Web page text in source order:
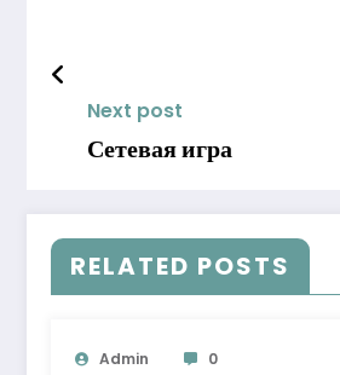
Next post
Сетевая игра
RELATED POSTS
Admin 0